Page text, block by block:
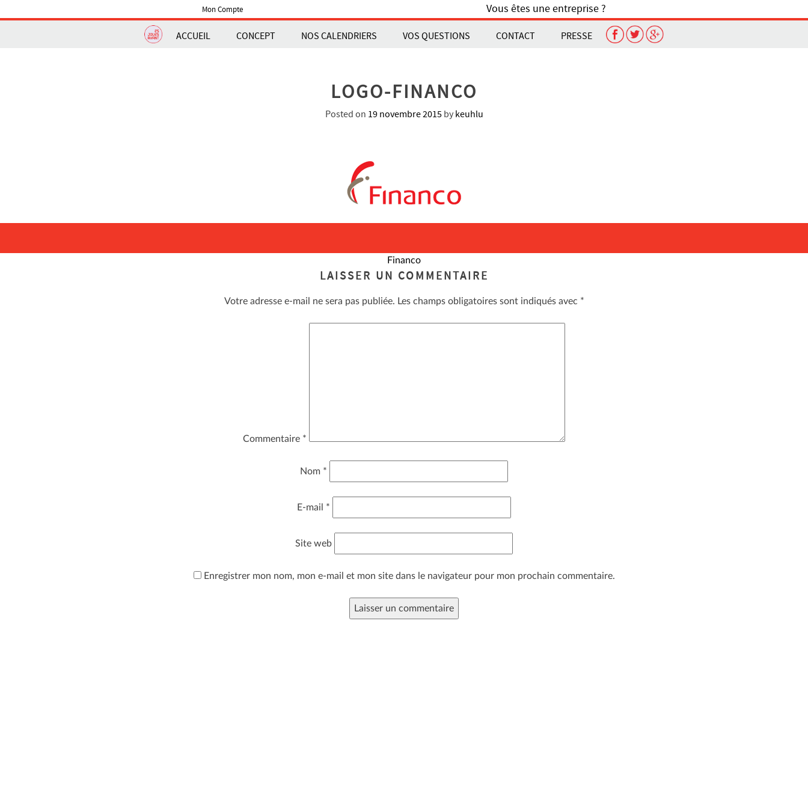
Mon Compte Vous êtes une entreprise ?
ACCUEIL CONCEPT NOS CALENDRIERS VOS QUESTIONS CONTACT PRESSE
LOGO-FINANCO
Posted on 19 novembre 2015by keuhlu
Financo
LAISSER UN COMMENTAIRE
Votre adresse e-mail ne sera pas publiée. Les champs obligatoires sont indiqués avec *
Commentaire *
Nom *
E-mail *
Site web
Enregistrer mon nom, mon e-mail et mon site dans le navigateur pour mon prochain commentaire.